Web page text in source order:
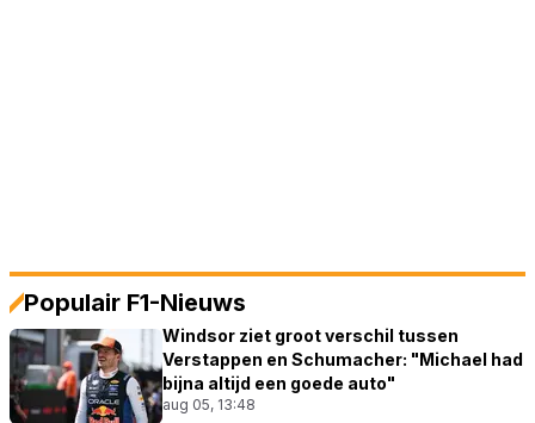
Populair F1-Nieuws
Windsor ziet groot verschil tussen
Verstappen en Schumacher: "Michael had
bijna altijd een goede auto"
aug 05, 13:48